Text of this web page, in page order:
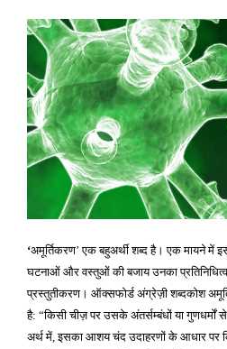
‘अमूर्तिकरण’एक बहुअर्थी शब्द है। एक मायने में
घटनाओं और वस्तुओं की बजाय उनका प्रतिनिधित्व
प्रस्तुतीकरण। ऑक्सफोर्ड अंग्रेज़ी शब्दकोश
है: “किसी चीज़ पर उसके अंतर्सम्बंधों या गुणधर्मों
अर्थ में,इसका आशय चंद उदाहरणों के आधार पर